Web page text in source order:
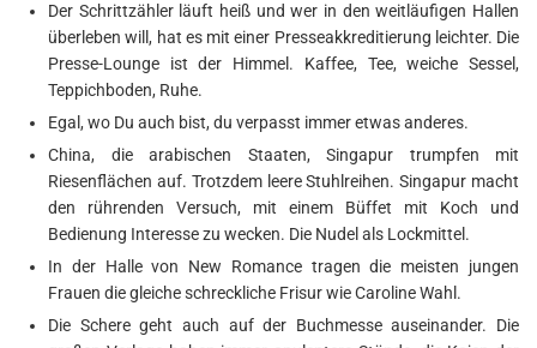
Der Schrittzähler läuft heiß und wer in den weitläufigen Hallen
überleben will, hat es mit einer Presseakkreditierung leichter. Die
Presse-Lounge ist der Himmel. Kaffee, Tee, weiche Sessel,
Teppichboden, Ruhe.
Egal, wo Du auch bist, du verpasst immer etwas anderes.
China, die arabischen Staaten, Singapur trumpfen mit
Riesenflächen auf. Trotzdem leere Stuhlreihen. Singapur macht
den rührenden Versuch, mit einem Büffet mit Koch und
Bedienung Interesse zu wecken. Die Nudel als Lockmittel.
In der Halle von New Romance tragen die meisten jungen
Frauen die gleiche schreckliche Frisur wie Caroline Wahl.
Die Schere geht auch auf der Buchmesse auseinander. Die